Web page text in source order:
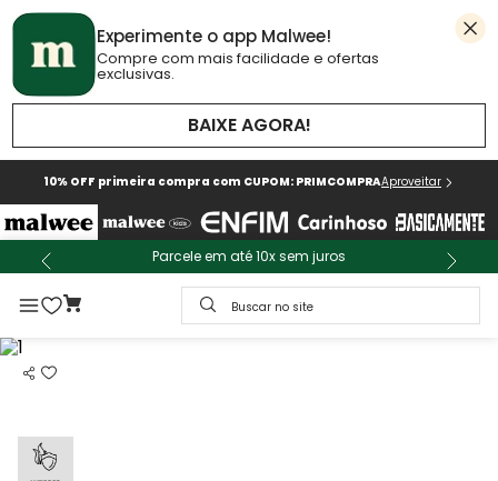
Experimente o app Malwee!
Compre com mais facilidade e ofertas
exclusivas.
BAIXE AGORA!
10% OFF primeira compra com CUPOM: PRIMCOMPRAAproveitar
Parcele em até 10x sem juros
Buscar no site